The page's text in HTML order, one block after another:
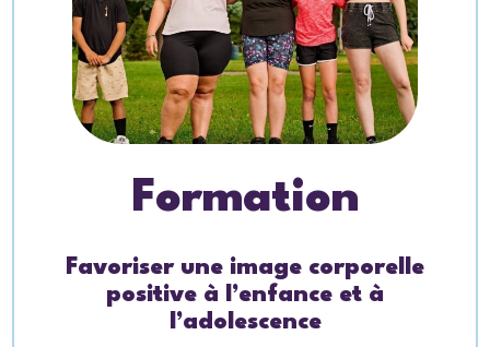
Formation
Favoriser une image corporelle
positive à l’enfance et à
l’adolescence